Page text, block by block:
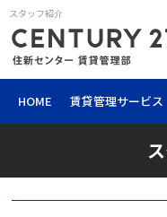
スタッフ紹介
HOME 賃貸管理サービス